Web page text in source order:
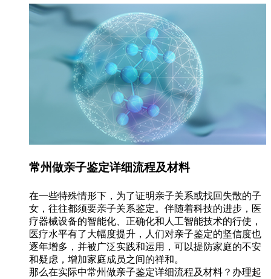
常州做亲子鉴定详细流程及材料
在一些特殊情形下，为了证明亲子关系或找回失散的子
女，往往都须要亲子关系鉴定。伴随着科技的进步，医
疗器械设备的智能化、正确化和人工智能技术的行使，
医疗水平有了大幅度提升，人们对亲子鉴定的坚信度也
逐年增多，并被广泛实践和运用，可以提防家庭的不安
和疑虑，增加家庭成员之间的祥和。
那么在实际中常州做亲子鉴定详细流程及材料？办理起